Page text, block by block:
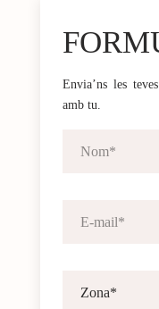
Envia’ns les
amb tu.